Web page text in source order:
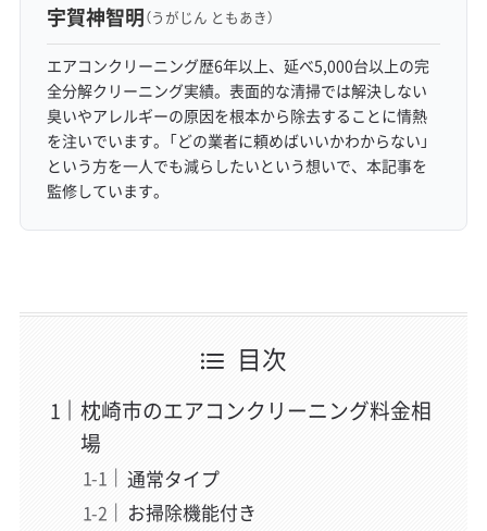
宇賀神智明（うがじん ともあき）
エアコンクリーニング歴6年以上、延べ5,000台以上の完
全分解クリーニング実績。表面的な清掃では解決しない
臭いやアレルギーの原因を根本から除去することに情熱
を注いでいます。「どの業者に頼めばいいかわからない」
という方を一人でも減らしたいという想いで、本記事を
監修しています。
目次
枕崎市のエアコンクリーニング料金相
場
通常タイプ
お掃除機能付き